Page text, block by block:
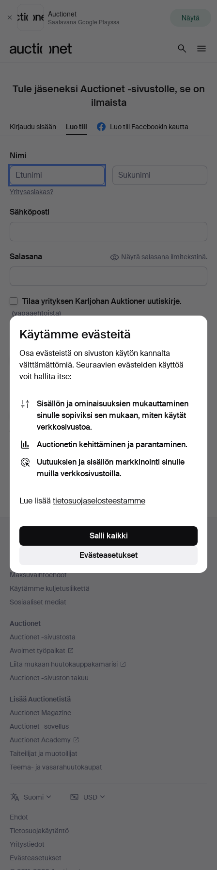
Sulje
Auctionet
Saatavana Google Playssa Näytä
Tule jäseneksi Auctionet -sivustolle, se on
ilmaista
Kirjaudu sisään Luo tili Luo tili Facebookin kautta
Nimi
Yritysasiakas?
Sähköposti
Salasana Näytä salasana ilmitekstinä.
Tilaa yrityksen Karljohan Auktioner uutiskirje.
(vapaaehtoista)
Sisältää huutokauppaluetteloita, kutsuja tapahtumiin ja uutisia.
Jos muutat mielesi, voit peruuttaa tilauksen helposti.
Tilaa Auctionet -sivuston uutiskirje.
(vapaaehtoista)
Sisältää muun muassa asiantuntijoiden vinkkejä, valikoituja
Olen vähintään 18-vuotias ja hyväksynkäyttäjäehdot
myyntiehdotsekä vahvistan lukeneeni
tietosuojakäytännön
Luo tili
Alatunnistenavigaatio
Ota yhteyttä tekniseen tukeen
Maksuvaihtoehdot
Käytämme kuljetusliikettä
Sosiaaliset mediat
Auctionet
Auctionet -sivustosta
Avoimet työpaikat
Liitä mukaan huutokauppakamarisi
Auctionet -sivuston takuu
Lisää Auctionetistä
Auctionet Magazine
Auctionet -sovellus
Auctionet Academy
Taiteilijat ja muotoilijat
Teema- ja vasarahuutokaupat
Suomi USD
Ehdot
Tietosuojakäytäntö
Yritystiedot
Evästeasetukset
Käytämme evästeitä
Osa evästeistä on sivuston käytön kannalta
välttämättömiä. Seuraavien evästeiden käyttöä
voit hallita itse:
Sisällön ja ominaisuuksien mukauttaminen
sinulle sopiviksi sen mukaan, miten käytät
verkkosivustoa.
Auctionetin kehittäminen ja parantaminen.
Uutuuksien ja sisällön markkinointi sinulle
muilla verkkosivustoilla.
Lue lisää tietosuojaselosteestamme
Evästeasetukset
Salli kaikki